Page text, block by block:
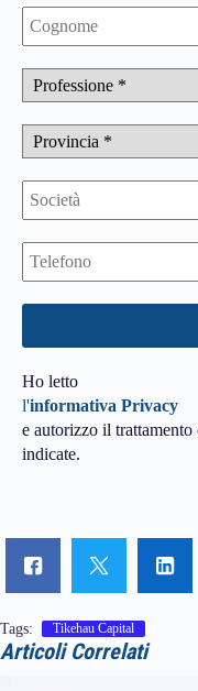
Ho letto
l'informativa Privacy
e autorizzo il
indicate.
Tags: Tikehau Capital
Articoli Correlati